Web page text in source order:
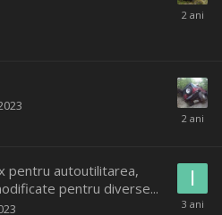
pentru autoutilitarea,
pentru diverse...